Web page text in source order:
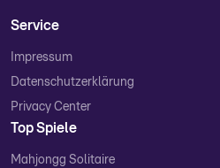
Service
Impressum
Datenschutzerklärung
Privacy Center
Top Spiele
Mahjongg Solitaire